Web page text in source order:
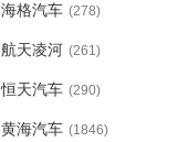
海格汽车 (278)
航天凌河 (261)
恒天汽车 (290)
黄海汽车 (1846)